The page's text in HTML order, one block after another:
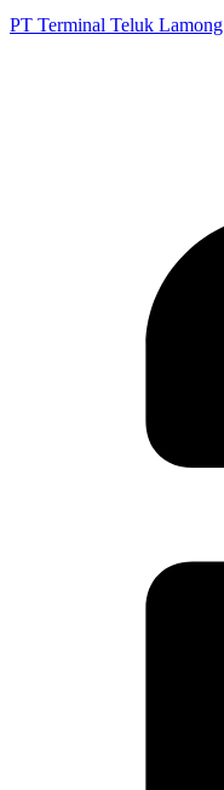
PT Terminal Teluk Lamong